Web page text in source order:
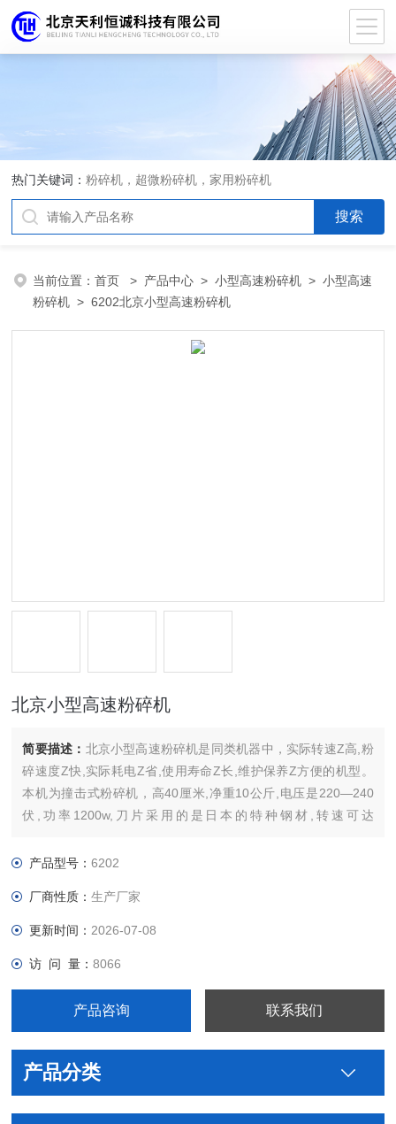
热门关键词：粉碎机，超微粉碎机，家用粉碎机
当前位置：首页 > 产品中心 >小型高速粉碎机 >小型高速
粉碎机 > 6202北京小型高速粉碎机
北京小型高速粉碎机
简要描述： 北京小型高速粉碎机是同类机器中，实际转速Z高,粉
碎速度Z快,实际耗电Z省,使用寿命Z长,维护保养Z方便的机型。
本机为撞击式粉碎机，高40厘米,净重10公斤,电压是220—240
伏,功率1200w,刀片采用的是日本的特种钢材,转速可达
与药材的质地有关，质地较重的药材单次粉碎可达550g）。
产品型号：6202
厂商性质：生产厂家
更新时间： 2026-07-08
访 问 量：8066
产品咨询 联系我们
产品分类